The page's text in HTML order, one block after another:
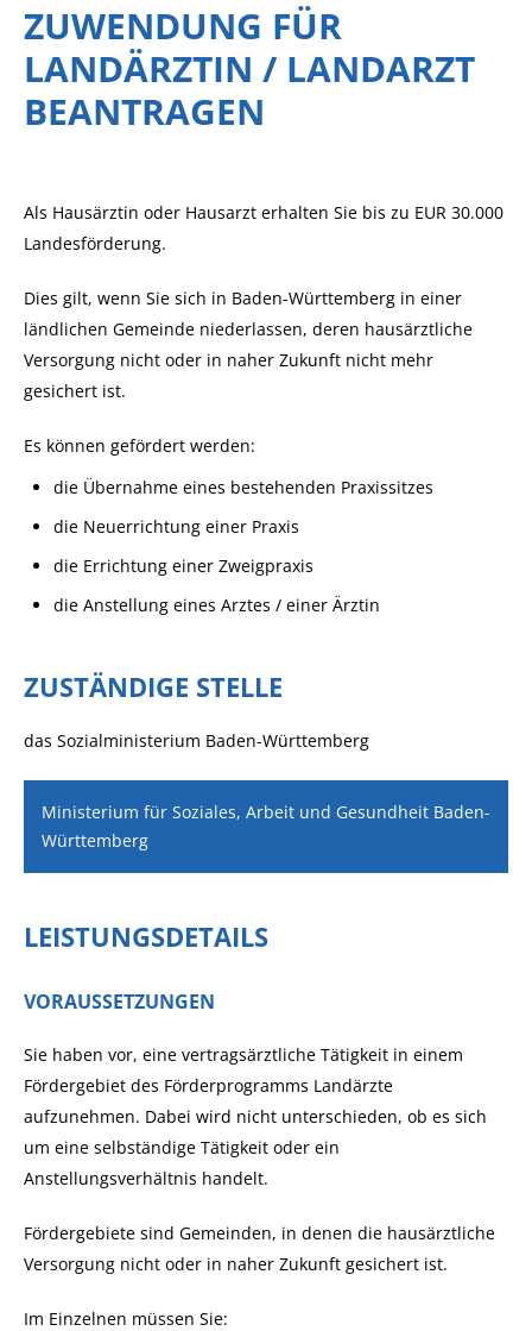
ZUWENDUNG FÜR
LANDÄRZTIN / LANDARZT
BEANTRAGEN
Als Hausärztin oder Hausarzt erhalten Sie bis zu EUR 30.000
Landesförderung.
Dies gilt, wenn Sie sich in Baden-Württemberg in einer
ländlichen Gemeinde niederlassen, deren hausärztliche
Versorgung nicht oder in naher Zukunft nicht mehr
gesichert ist.
Es können gefördert werden:
die Übernahme eines bestehenden Praxissitzes
die Neuerrichtung einer Praxis
die Errichtung einer Zweigpraxis
die Anstellung eines Arztes / einer Ärztin
ZUSTÄNDIGE STELLE
das Sozialministerium Baden-Württemberg
Ministerium für Soziales, Arbeit und Gesundheit Baden-
Württemberg
LEISTUNGSDETAILS
VORAUSSETZUNGEN
Sie haben vor, eine vertragsärztliche Tätigkeit in einem
Fördergebiet des Förderprogramms Landärzte
aufzunehmen. Dabei wird nicht unterschieden, ob es sich
um eine selbständige Tätigkeit oder ein
Anstellungsverhältnis handelt.
Fördergebiete sind Gemeinden, in denen die hausärztliche
Versorgung nicht oder in naher Zukunft gesichert ist.
Im Einzelnen müssen Sie: